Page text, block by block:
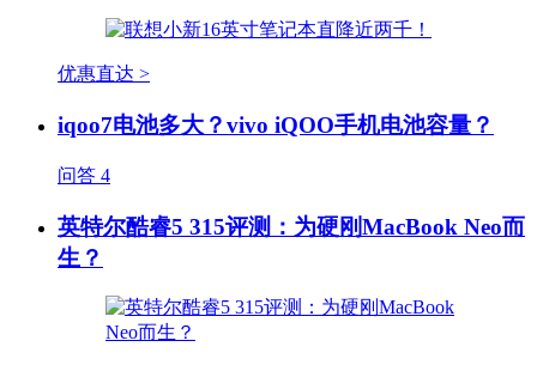
优惠直达 >
iqoo7电池多大？vivo iQOO手机电池容量？
问答 4
英特尔酷睿5 315评测：为硬刚MacBook Neo而
生？